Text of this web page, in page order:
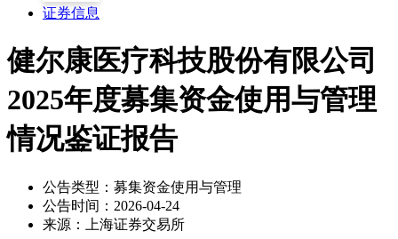
证券信息
健尔康医疗科技股份有限公司
2025年度募集资金使用与管理
情况鉴证报告
公告类型： 募集资金使用与管理
公告时间： 2026-04-24
来源：
上海证券交易所